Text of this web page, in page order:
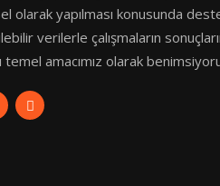
olarak yapılması konusunda
verilerle çalışmaların
amacımız olarak